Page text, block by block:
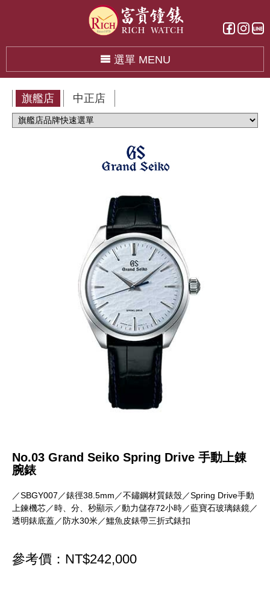
選單 MENU
旗艦店 中正店
No.03 Grand Seiko Spring Drive 手動上錬
腕錶
／SBGY007／錶徑38.5mm／不鏽鋼材質錶殼／Spring Drive手動
上鍊機芯／時、分、秒顯示／動力儲存72小時／藍寶石玻璃錶鏡／
透明錶底蓋／防水30米／鱷魚皮錶帶三折式錶扣
參考價：NT$242,000